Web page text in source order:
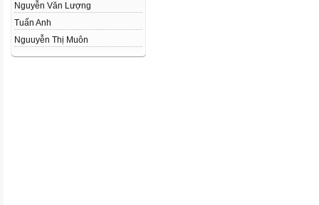
Nguyễn Văn Lượng
Tuấn Anh
Nguuyễn Thị Muôn